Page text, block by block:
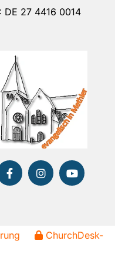
DE 27 4416 0014
ChurchDesk-